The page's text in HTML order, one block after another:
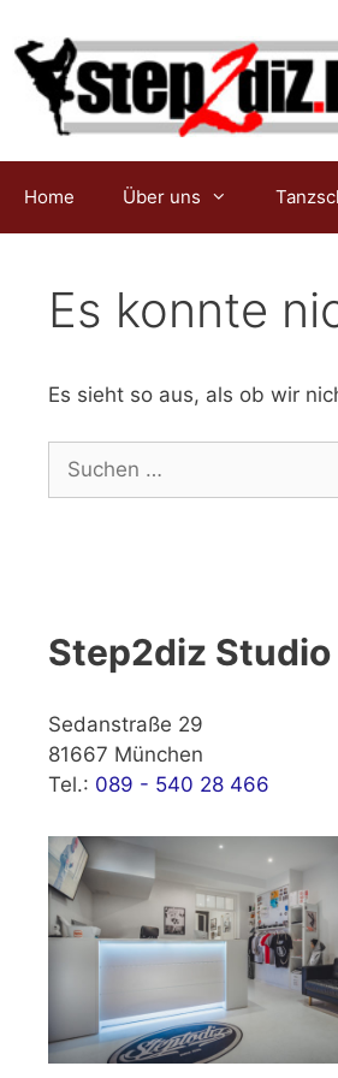
Inhalt
springen
Home Über uns
Es konnte
Es sieht so aus, als ob wir
nach:
Step2diz Studio
Sedanstraße 29
81667 München
Tel.: 089 - 540 28 466